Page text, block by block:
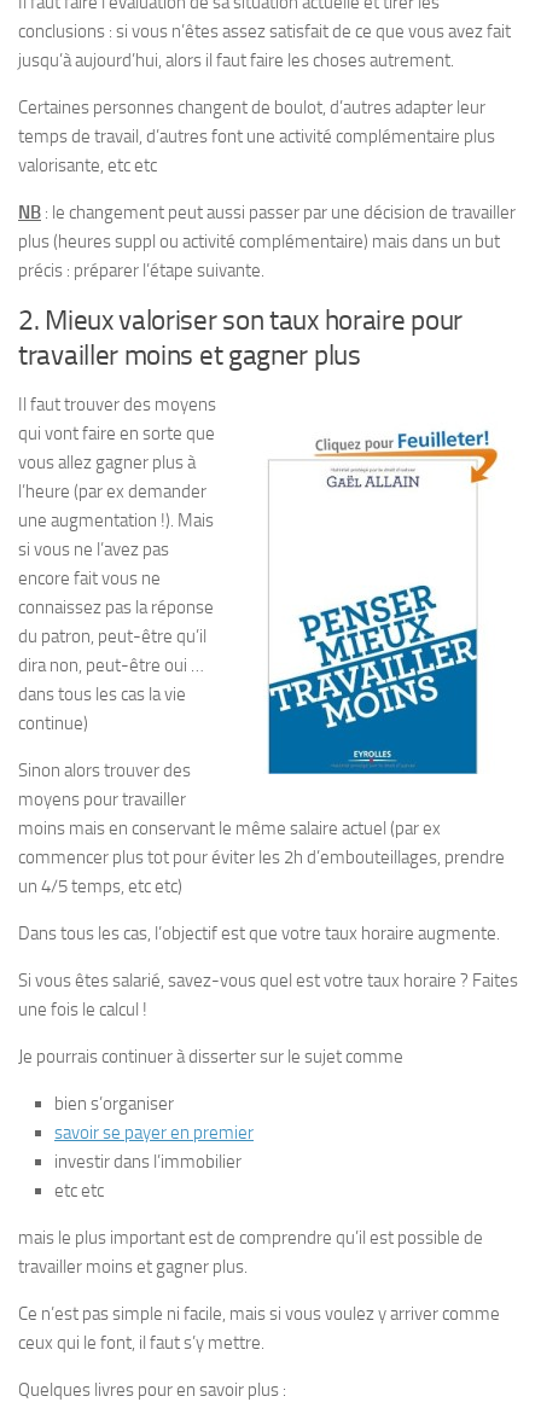
conclusions : si vous n’êtes assez satisfait de ce que vous avez fait
jusqu’à aujourd’hui, alors il faut faire les choses autrement.
Certaines personnes changent de boulot, d’autres adapter leur
temps de travail, d’autres font une activité complémentaire plus
valorisante, etc etc
NB : le changement peut aussi passer par une décision de travailler
plus (heures suppl ou activité complémentaire) mais dans un but
précis : préparer l’étape suivante.
2. Mieux valoriser son taux horaire pour
travailler moins et gagner plus
Il faut trouver des moyens
qui vont faire en sorte que
vous allez gagner plus à
l’heure (par ex demander
une augmentation !). Mais
si vous ne l’avez pas
encore fait vous ne
connaissez pas la réponse
du patron, peut-être qu’il
dira non, peut-être oui …
dans tous les cas la vie
continue)
Sinon alors trouver des
moyens pour travailler
moins mais en conservant le même salaire actuel (par ex
commencer plus tot pour éviter les 2h d’embouteillages, prendre
un 4/5 temps, etc etc)
Dans tous les cas, l’objectif est que votre taux horaire augmente.
Si vous êtes salarié, savez-vous quel est votre taux horaire ? Faites
une fois le calcul !
Je pourrais continuer à disserter sur le sujet comme
bien s’organiser
savoir se payer en premier
investir dans l’immobilier
etc etc
mais le plus important est de comprendre qu’il est possible de
travailler moins et gagner plus.
Ce n’est pas simple ni facile, mais si vous voulez y arriver comme
ceux qui le font, il faut s’y mettre.
Quelques livres pour en savoir plus :